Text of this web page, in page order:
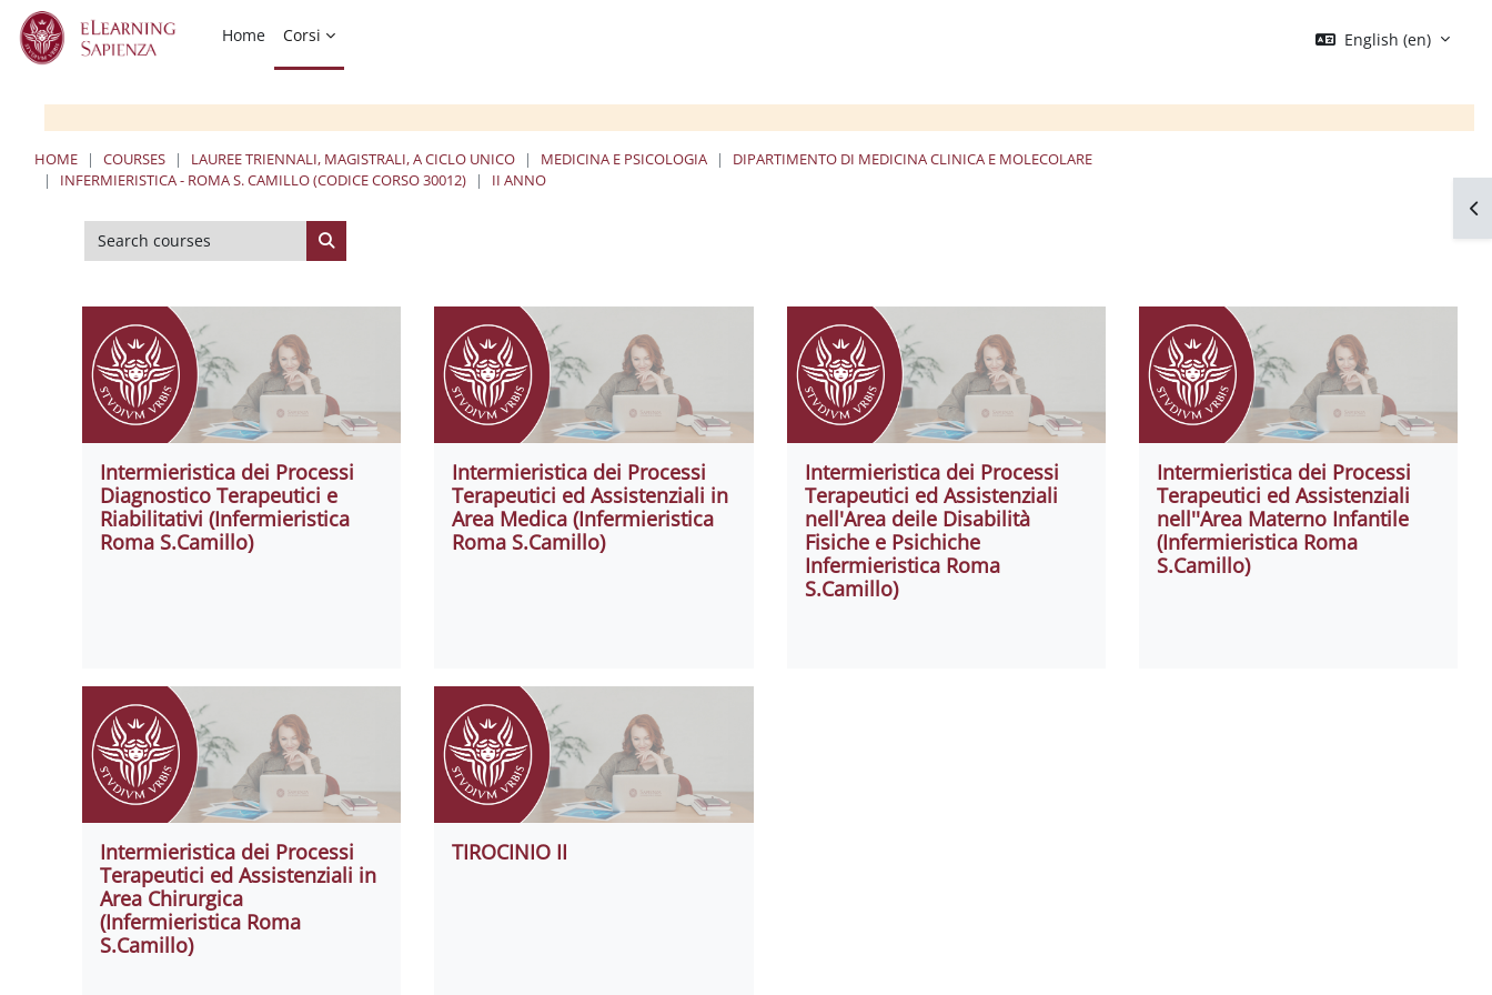
Skip to main content
Home
Corsi English ‎(en)‎
HOME COURSES LAUREE TRIENNALI, MAGISTRALI, A CICLO UNICO MEDICINA E PSICOLOGIA
DIPARTIMENTO DI MEDICINA CLINICA E MOLECOLARE
INFERMIERISTICA - ROMA S. CAMILLO (CODICE CORSO 30012)
II ANNO
Search courses
Search courses
Intermieristica dei Processi
Diagnostico Terapeutici e
Riabilitativi (Infermieristica
Roma S.Camillo)
Intermieristica dei Processi
Terapeutici ed Assistenziali in
Area Medica (Infermieristica
Roma S.Camillo)
Intermieristica dei Processi
Terapeutici ed Assistenziali
nell'Area deile Disabilità
Fisiche e Psichiche
Infermieristica Roma
S.Camillo)
Intermieristica dei Processi
Terapeutici ed Assistenziali
nell''Area Materno Infantile
(Infermieristica Roma
S.Camillo)
Intermieristica dei Processi
Terapeutici ed Assistenziali in
Area Chirurgica
(Infermieristica Roma
S.Camillo)
TIROCINIO II